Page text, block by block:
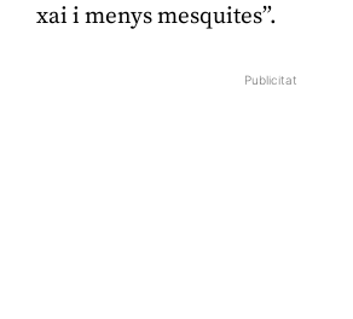
xai i menys mesquites”.
Publicitat